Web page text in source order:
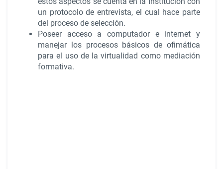
un protocolo de entrevista, el cual hace parte
del proceso de selección.
Poseer acceso a computador e internet y
manejar los procesos básicos de ofimática
para el uso de la virtualidad como mediación
formativa.